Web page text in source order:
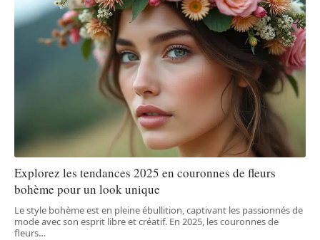
Explorez les tendances 2025 en couronnes de fleurs
bohème pour un look unique
Le style bohème est en pleine ébullition, captivant les passionnés de
mode avec son esprit libre et créatif. En 2025, les couronnes de
fleurs…